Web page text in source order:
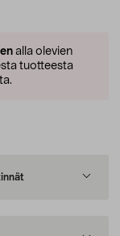
alla olevien
tuotteesta